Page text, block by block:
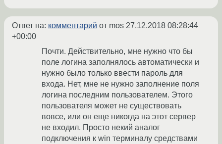
Ответ на: комментарий от mos 27.12.2018 08:28:44
+00:00
Почти. Действительно, мне нужно что бы
поле логина заполнялось автоматически и
нужно было только ввести пароль для
входа. Нет, мне не нужно заполнение поля
логина последним пользователем. Этого
пользователя может не существовать
вовсе, или он еще никогда на этот сервер
не входил. Просто некий аналог
подключения к win терминалу средствами